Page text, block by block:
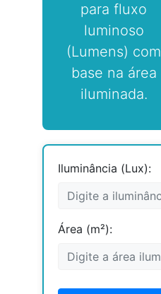
para fluxo
luminoso
(Lumens) com
base na área
iluminada.
Iluminância (Lux):
Área (m²):